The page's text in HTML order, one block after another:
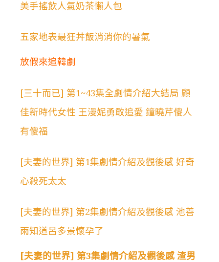
美手搖飲人氣奶茶懶人包
五家地表最狂丼飯消消你的暑氣
放假來追韓劇
[三十而已] 第1~43集全劇情介紹大結局 顧
佳新時代女性 王漫妮勇敢追愛 鐘曉芹傻人
有傻福
[夫妻的世界] 第1集劇情介紹及觀後感 好奇
心殺死太太
[夫妻的世界] 第2集劇情介紹及觀後感 池善
雨知道呂多景懷孕了
[夫妻的世界] 第3集劇情介紹及觀後感 渣男